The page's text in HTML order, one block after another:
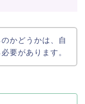
かどうかは、自
要があります。